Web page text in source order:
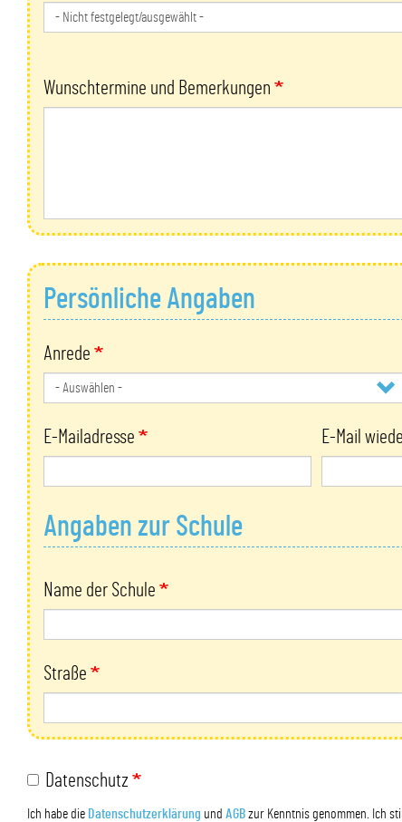
Wunschtermine und Bemerkungen
Persönliche Angaben
Anrede
E-
E-Mailadresse E-Mail
Angaben zur Schule
Name der Schule
Straße
Datenschutz
Ich habe die Datenschutzerklärung und AGBzur Kenntnis genommen. Ich